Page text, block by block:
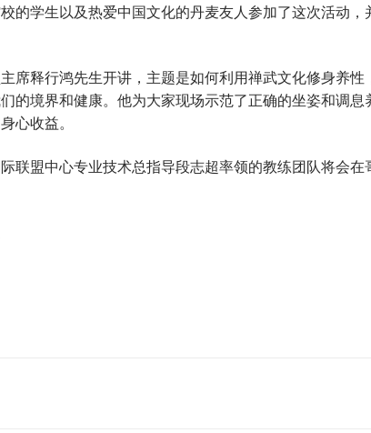
的学生以及热爱中国文化的丹麦友人参加了这次活动
席释行鸿先生开讲，主题是如何利用禅武文化修身养
的境界和健康。他为大家现场示范了正确的坐姿和调
心收益。
联盟中心专业技术总指导段志超率领的教练团队将会